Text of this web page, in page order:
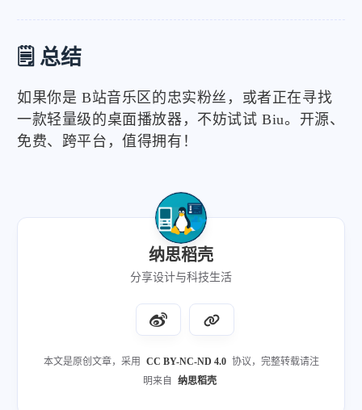
🗒️ 总结
如果你是 B站音乐区的忠实粉丝，或者正在寻找
一款轻量级的桌面播放器，不妨试试 Biu。开源、
免费、跨平台，值得拥有！
纳思稻壳
分享设计与科技生活
本文是原创文章，采用 CC BY-NC-ND 4.0 协议，完整转载请注
明来自
纳思稻壳